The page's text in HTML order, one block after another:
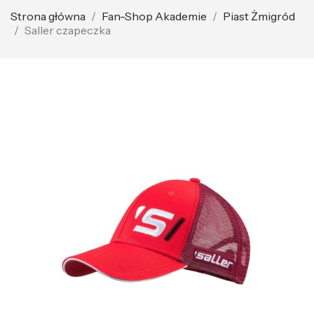
Strona główna Fan-Shop Akademie
Piast Żmigród
Saller czapeczka